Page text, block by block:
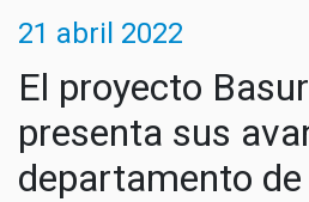
INGENIERÍA
21 abril 2022
El proyecto
presenta sus
departamento de